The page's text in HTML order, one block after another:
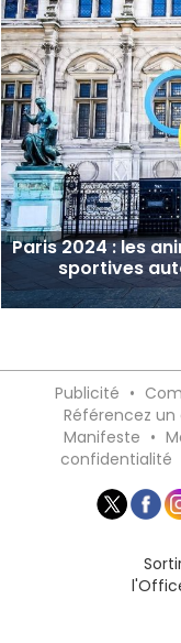
Paris 2024 : les
sportives
Publicité •
Référencez
Manifeste •
confidentialité